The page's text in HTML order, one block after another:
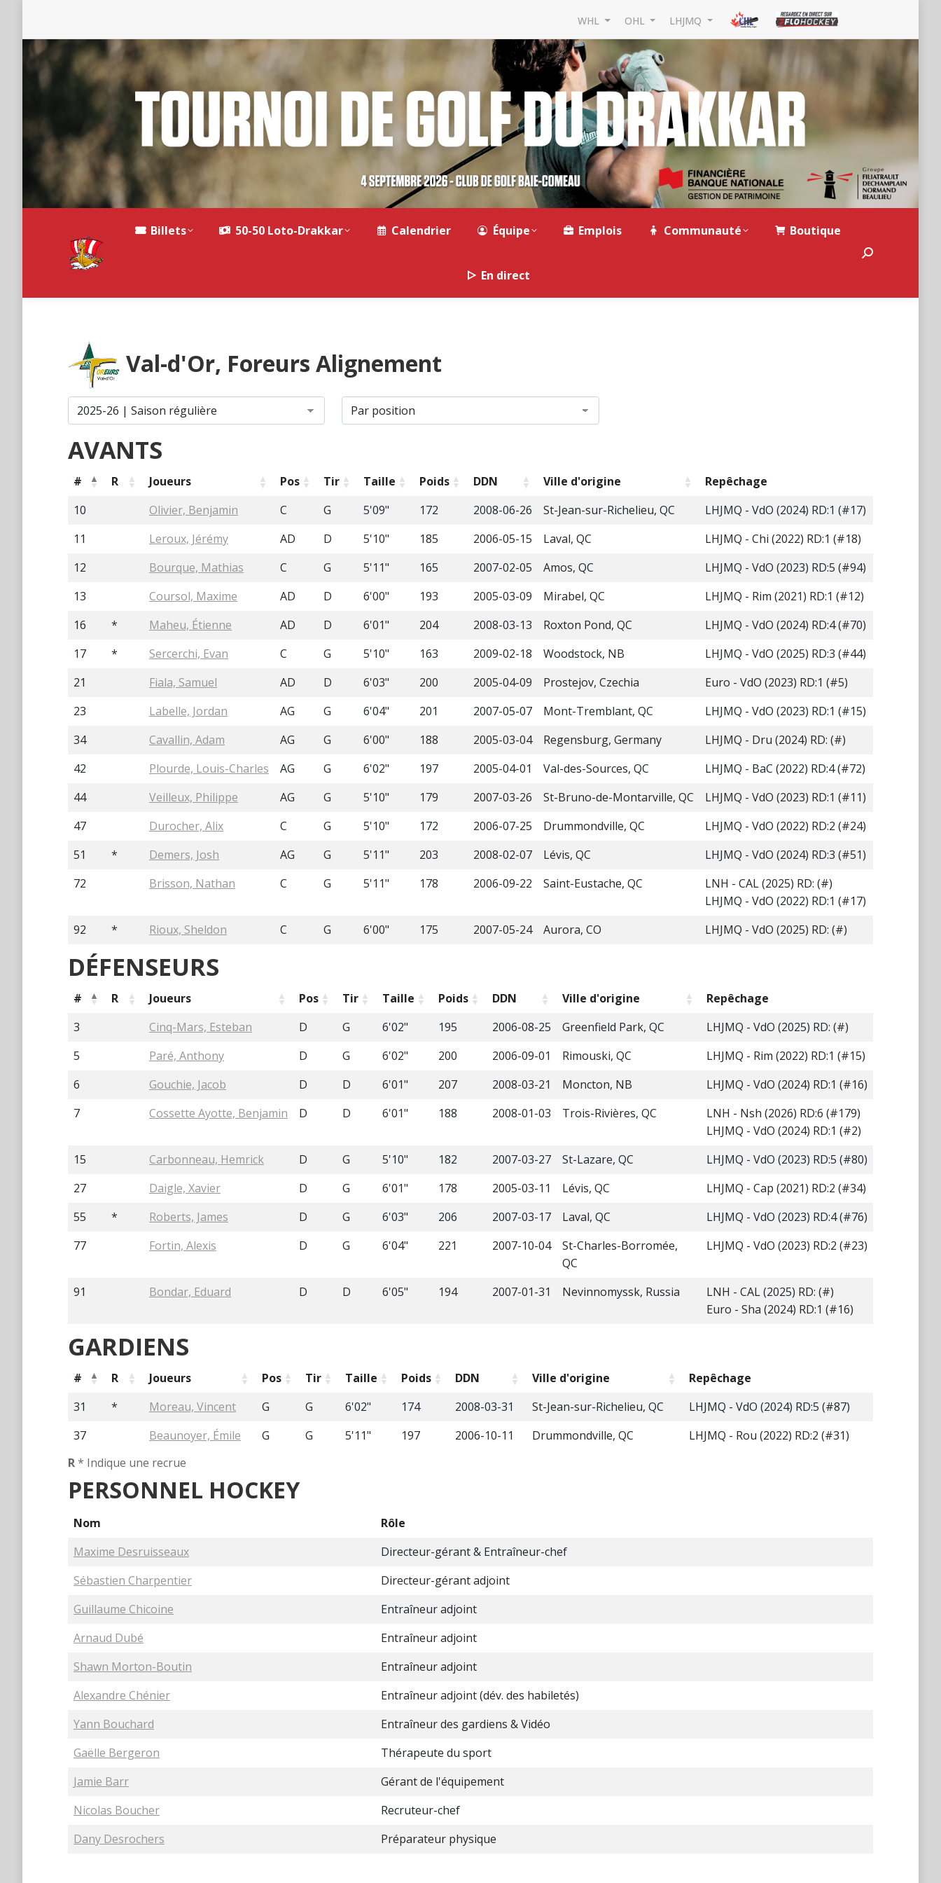
WHL OHL LHJMQ
Billets 50-50 Loto-Drakkar Calendrier Équipe Emplois Communauté Boutique
En direct
Search:
Val-d'Or, Foreurs Alignement
AVANTS
# R Joueurs Pos Tir Taille Poids DDN Ville d'origine
Repêchage
10
Olivier, Benjamin C G 5'09" 172 2008-06-26 St-Jean-sur-Richelieu, QC
LHJMQ - VdO (2024) RD:1 (#17)
11
Leroux, Jérémy AD D 5'10" 185 2006-05-15 Laval, QC
LHJMQ - Chi (2022) RD:1 (#18)
12
Bourque, Mathias C G 5'11" 165 2007-02-05 Amos, QC
LHJMQ - VdO (2023) RD:5 (#94)
13
Coursol, Maxime AD D 6'00" 193 2005-03-09 Mirabel, QC
LHJMQ - Rim (2021) RD:1 (#12)
16
* Maheu, Étienne AD D 6'01" 204 2008-03-13 Roxton Pond, QC
LHJMQ - VdO (2024) RD:4 (#70)
17
* Sercerchi, Evan C G 5'10" 163 2009-02-18 Woodstock, NB
LHJMQ - VdO (2025) RD:3 (#44)
21
Fiala, Samuel AD D 6'03" 200 2005-04-09 Prostejov, Czechia
Euro - VdO (2023) RD:1 (#5)
23
Labelle, Jordan AG G 6'04" 201 2007-05-07 Mont-Tremblant, QC
LHJMQ - VdO (2023) RD:1 (#15)
34
Cavallin, Adam AG G 6'00" 188 2005-03-04 Regensburg, Germany
LHJMQ - Dru (2024) RD: (#)
42
Plourde, Louis-Charles AG G 6'02" 197 2005-04-01 Val-des-Sources, QC
LHJMQ - BaC (2022) RD:4 (#72)
44
Veilleux, Philippe AG G 5'10" 179 2007-03-26 St-Bruno-de-Montarville, QC
LHJMQ - VdO (2023) RD:1 (#11)
47
Durocher, Alix C G 5'10" 172 2006-07-25 Drummondville, QC
LHJMQ - VdO (2022) RD:2 (#24)
51
* Demers, Josh AG G 5'11" 203 2008-02-07 Lévis, QC
LHJMQ - VdO (2024) RD:3 (#51)
72
Brisson, Nathan C G 5'11" 178 2006-09-22 Saint-Eustache, QC
LNH - CAL (2025) RD: (#)
LHJMQ - VdO (2022) RD:1 (#17)
92
* Rioux, Sheldon C G 6'00" 175 2007-05-24 Aurora, CO LHJMQ - VdO (2025) RD: (#)
DÉFENSEURS
# R Joueurs Pos Tir Taille Poids DDN Ville d'origine
Repêchage
3
Cinq-Mars, Esteban D G 6'02" 195 2006-08-25 Greenfield Park, QC
LHJMQ - VdO (2025) RD: (#)
5
Paré, Anthony D G 6'02" 200 2006-09-01 Rimouski, QC
LHJMQ - Rim (2022) RD:1 (#15)
6
Gouchie, Jacob D D 6'01" 207 2008-03-21 Moncton, NB
LHJMQ - VdO (2024) RD:1 (#16)
7
Cossette Ayotte, Benjamin D D 6'01" 188 2008-01-03 Trois-Rivières, QC
LNH - Nsh (2026) RD:6 (#179)
LHJMQ - VdO (2024) RD:1 (#2)
15
Carbonneau, Hemrick D G 5'10" 182 2007-03-27 St-Lazare, QC
LHJMQ - VdO (2023) RD:5 (#80)
27
Daigle, Xavier D G 6'01" 178 2005-03-11 Lévis, QC
LHJMQ - Cap (2021) RD:2 (#34)
55
* Roberts, James D G 6'03" 206 2007-03-17 Laval, QC
LHJMQ - VdO (2023) RD:4 (#76)
77
Fortin, Alexis D G 6'04" 221 2007-10-04
St-Charles-Borromée,
QC
LHJMQ - VdO (2023) RD:2 (#23)
91 Bondar, Eduard D D 6'05" 194 2007-01-31 Nevinnomyssk, Russia
LNH - CAL (2025) RD: (#)
Euro - Sha (2024) RD:1 (#16)
GARDIENS
# R Joueurs Pos Tir Taille Poids DDN Ville d'origine
Repêchage
31
* Moreau, Vincent G G 6'02" 174 2008-03-31 St-Jean-sur-Richelieu, QC
LHJMQ - VdO (2024) RD:5 (#87)
37
Beaunoyer, Émile G G 5'11" 197 2006-10-11 Drummondville, QC
LHJMQ - Rou (2022) RD:2 (#31)
R* Indique une recrue
PERSONNEL HOCKEY
Nom
Rôle
Maxime Desruisseaux
Directeur-gérant & Entraîneur-chef
Sébastien Charpentier
Directeur-gérant adjoint
Guillaume Chicoine
Entraîneur adjoint
Arnaud Dubé
Entraîneur adjoint
Shawn Morton-Boutin
Entraîneur adjoint
Alexandre Chénier
Entraîneur adjoint (dév. des habiletés)
Yann Bouchard
Entraîneur des gardiens & Vidéo
Gaëlle Bergeron
Thérapeute du sport
Jamie Barr
Gérant de l'équipement
Nicolas Boucher
Recruteur-chef
Dany Desrochers
Préparateur physique